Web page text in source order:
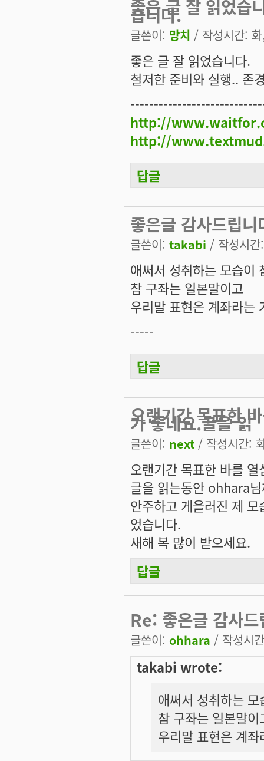
좋은 글 잘 읽었습
습니다.
글쓴이: 망치 / 작성시간:
좋은 글 잘 읽었습니다.
철저한 준비와 실행.. 존
http://
http://
답글
좋은글 감사드립니
글쓴이: takabi / 작성시
애써서 성취하는 모습이
참 구좌는 일본말이고
우리말 표현은 계좌라는
-----
답글
오랜기간 목표한
가 좋네요.글을 읽
글쓴이: next / 작성시간:
오랜기간 목표한 바를
글을 읽는동안 ohhara
안주하고 게을러진 제
었습니다.
새해 복 많이 받으세요.
답글
Re: 좋은글 감사드
글쓴이: ohhara / 작성시
takabi wrote:
애써서 성취하는
참 구좌는 일본말이
우리말 표현은 계